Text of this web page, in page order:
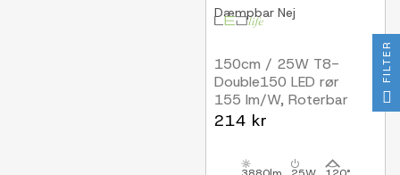
Dæmpbar Nej
150cm / 25W T8-
Double150 LED rør
155 lm/W, Roterbar
fatning, input i begge
214 kr
FILTER